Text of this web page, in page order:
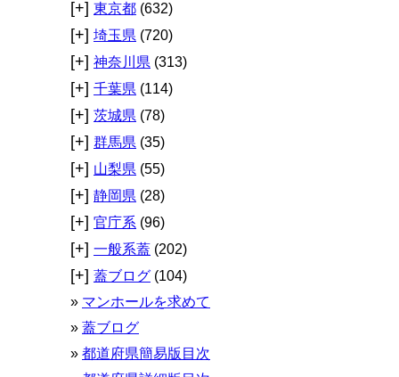
[+] 東京都 (632)
[+] 埼玉県 (720)
[+] 神奈川県 (313)
[+] 千葉県 (114)
[+] 茨城県 (78)
[+] 群馬県 (35)
[+] 山梨県 (55)
[+] 静岡県 (28)
[+] 官庁系 (96)
[+] 一般系蓋 (202)
[+] 蓋ブログ (104)
マンホールを求めて
蓋ブログ
都道府県簡易版目次